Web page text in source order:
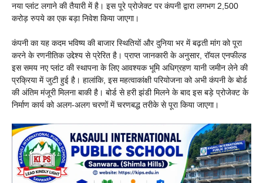
नया प्लांट लगाने की तैयारी में है। इस पूरे प्रोजेक्ट पर कंपनी द्वारा लगभग 2,500
करोड़ रुपये का एक बड़ा निवेश किया जाएगा।
कंपनी का यह कदम भविष्य की बाजार स्थितियों और दुनिया भर में बढ़ती मांग को पूरा
करने के रणनीतिक उद्देश्य से प्रेरित है। प्राप्त जानकारी के अनुसार, रॉयल एनफील्ड
इस समय नए प्लांट की स्थापना के लिए आवश्यक भूमि अधिग्रहण यानी जमीन लेने की
प्रक्रिया में जुटी हुई है। हालांकि, इस महत्वाकांक्षी परियोजना को अभी कंपनी के बोर्ड
की अंतिम मंजूरी मिलना बाकी है। बोर्ड से हरी झंडी मिलने के बाद इस बड़े प्रोजेक्ट के
निर्माण कार्य को अलग-अलग चरणों में चरणबद्ध तरीके से पूरा किया जाएगा।